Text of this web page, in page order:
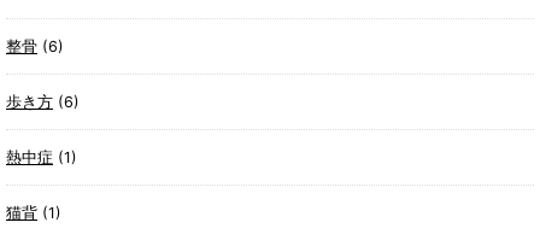
整骨 (6)
歩き方 (6)
熱中症 (1)
猫背 (1)